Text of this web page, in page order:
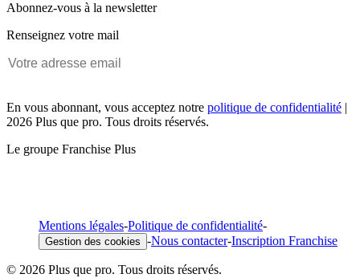
Abonnez-vous à la newsletter
Renseignez votre mail
En vous abonnant, vous acceptez notre politique de confidentialité |
2026 Plus que pro. Tous droits réservés.
Le groupe Franchise Plus
Mentions légales-Politique de confidentialité-
Gestion des cookies -Nous contacter-Inscription Franchise
© 2026 Plus que pro. Tous droits réservés.